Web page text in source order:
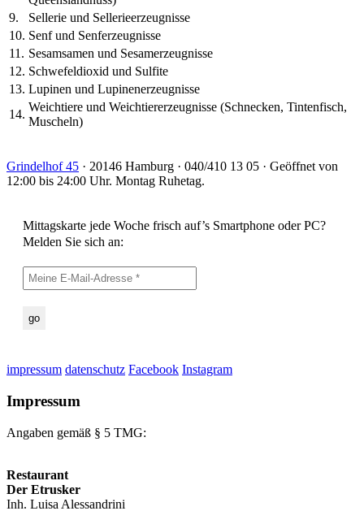
9.
Sellerie und Sellerieerzeugnisse
10. Senf und Senferzeugnisse
11. Sesamsamen und Sesamerzeugnisse
12. Schwefeldioxid und Sulfite
13. Lupinen und Lupinenerzeugnisse
14.
Weichtiere und Weichtiererzeugnisse (Schnecken, Tintenfisch,
Muscheln)
Grindelhof 45 · 20146 Hamburg · 040/410 13 05 · Geöffnet von
12:00 bis 24:00 Uhr. Montag Ruhetag.
Mittagskarte jede Woche frisch auf’s Smartphone oder PC?
Melden Sie sich an:
impressum datenschutz Facebook Instagram
Impressum
Angaben gemäß § 5 TMG:
Restaurant
Der Etrusker
Inh. Luisa Alessandrini